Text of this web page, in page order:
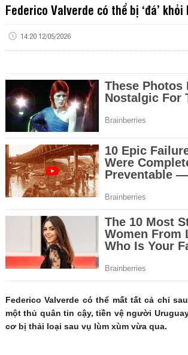
Federico Valverde có thể bị ‘đá’
14:20 12/05/2026
Federico Valverde có thể mất tất cả chỉ
một thủ quân tin cậy, tiền vệ người
cơ bị thải loại sau vụ lùm xùm vừa qua.